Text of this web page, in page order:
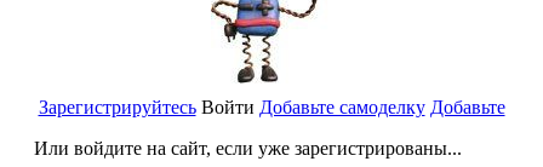
Зарегистрируйтесь
Или войдите на сайт, если уже зарегистрированы...
Войти Добавьте самоделку Добавьте